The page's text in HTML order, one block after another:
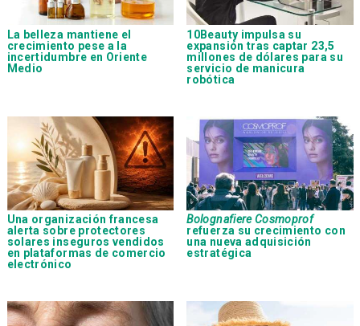
La belleza mantiene el
crecimiento pese a la
incertidumbre en Oriente
Medio
10Beauty impulsa su
expansión tras captar 23,5
millones de dólares para su
servicio de manicura
robótica
Una organización francesa
alerta sobre protectores
solares inseguros vendidos
en plataformas de comercio
electrónico
Bolognafiere Cosmoprof
refuerza su crecimiento con
una nueva adquisición
estratégica